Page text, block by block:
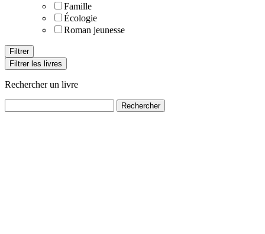
Famille
Écologie
Roman jeunesse
Filtrer les livres
Rechercher un livre